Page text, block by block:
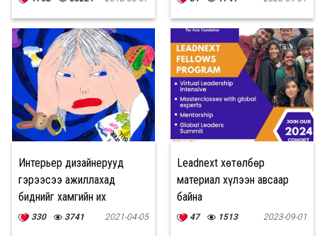
Интерьер дизайнерууд
гэрээсээ ажиллахад
биднийг хамгийн их
стрессдүүлдэг зүйлсийг
330 3741 2021-04-05
Leadnext хөтөлбөр
материал хүлээн авсаар
байна
47 1513 2023-09-01